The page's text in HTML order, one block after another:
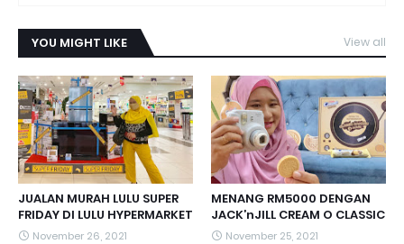
YOU MIGHT LIKE View all
JUALAN MURAH LULU SUPER
FRIDAY DI LULU HYPERMARKET
November 26, 2021
MENANG RM5000 DENGAN
JACK’nJILL CREAM O CLASSIC
November 25, 2021